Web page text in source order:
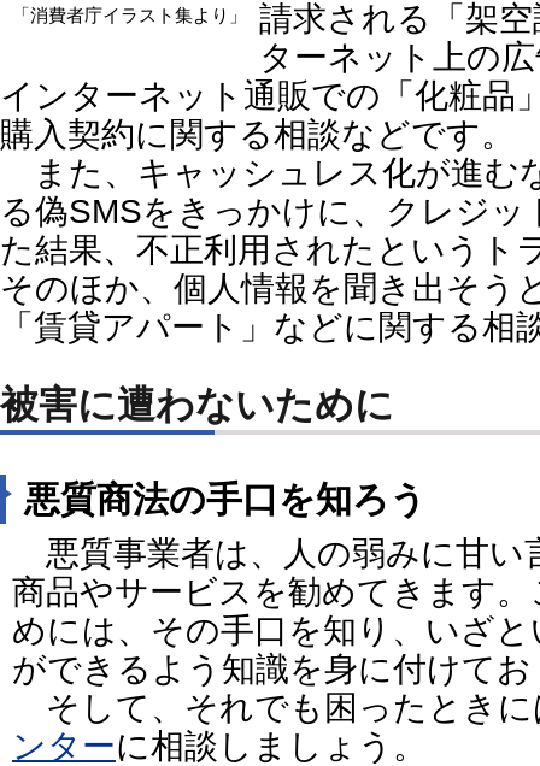
「消費者庁イラスト集より」
請求される「架
ターネット上の
インターネット通販での「化粧品
購入契約に関する相談などです。
また、キャッシュレス化が進む
る偽SMSをきっかけに、クレジ
た結果、不正利用されたというト
そのほか、個人情報を聞き出そう
「賃貸アパート」などに関する相
被害に遭わないために
悪質商法の手口を知ろう
悪質事業者は、人の弱みに甘い
商品やサービスを勧めてきます
めには、その手口を知り、いざ
ができるよう知識を身に付けて
そして、それでも困ったときに
ンターに相談しましょう。